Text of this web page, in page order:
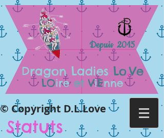
Dragon Ladies Lo.Ve
LOire et ViEnne
Depuis 2015
© Copyright D.L.Love
Statuts